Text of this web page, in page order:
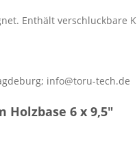
Enthält verschluckbare
info@toru-tech.de
6 x 9,5"